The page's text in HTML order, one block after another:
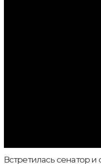
Встретилась сенатор